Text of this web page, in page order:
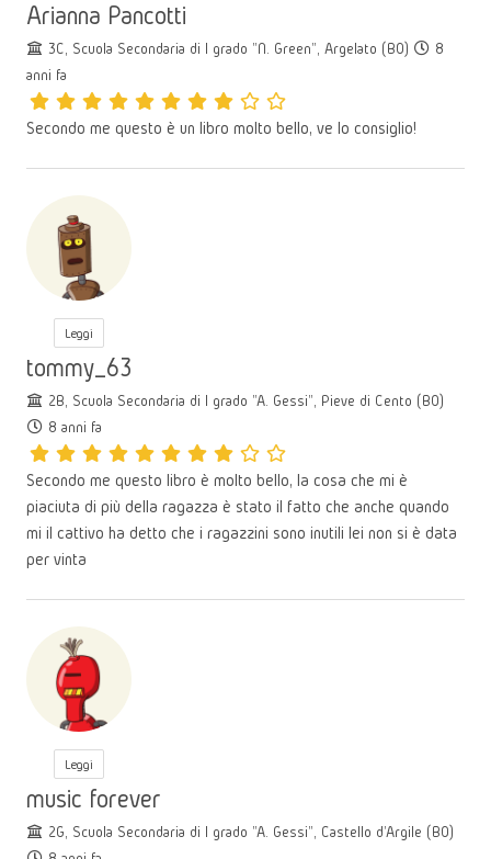
Arianna Pancotti
3C, Scuola Secondaria di I grado "N. Green", Argelato (BO)
8
anni fa
Secondo me questo è un libro molto bello, ve lo consiglio!
Leggi
tommy_63
2B, Scuola Secondaria di I grado "A. Gessi", Pieve di Cento (BO)
8 anni fa
Secondo me questo libro è molto bello, la cosa che mi è
piaciuta di più della ragazza è stato il fatto che anche quando
mi il cattivo ha detto che i ragazzini sono inutili lei non si è data
per vinta
Leggi
music forever
2G, Scuola Secondaria di I grado "A. Gessi", Castello d'Argile (BO)